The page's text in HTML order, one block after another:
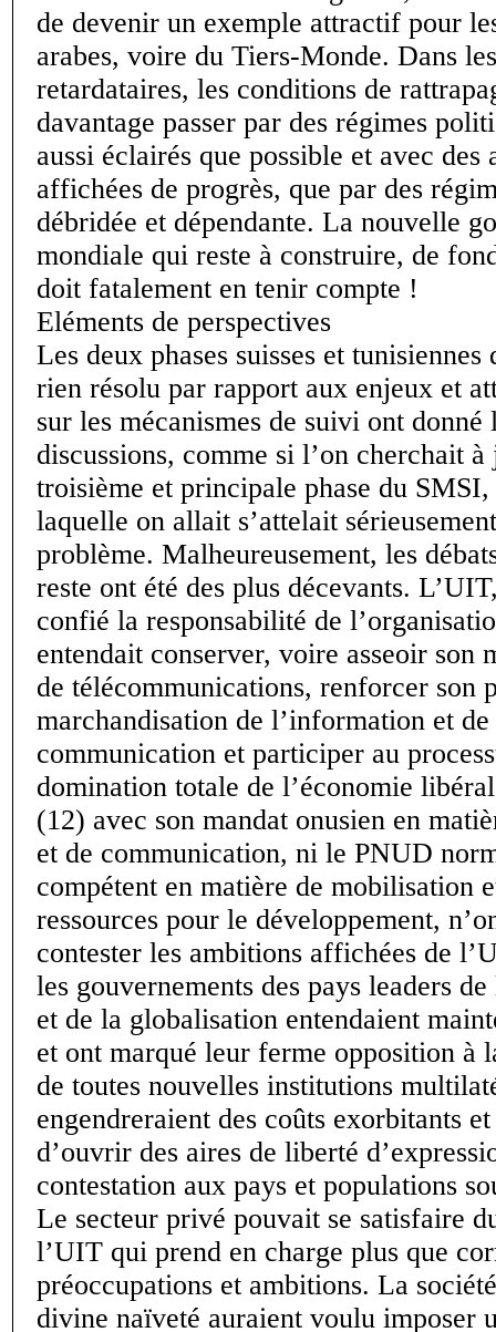
de devenir un exemple attractif pour
arabes, voire du Tiers-Monde. Dans
retardataires, les conditions de
davantage passer par des régimes
aussi éclairés que possible et avec des
affichées de progrès, que par des
débridée et dépendante. La nouvelle
mondiale qui reste à construire, de
doit fatalement en tenir compte !
Eléments de perspectives
Les deux phases suisses et tunisiennes
rien résolu par rapport aux enjeux et
sur les mécanismes de suivi ont donné
discussions, comme si l’on cherchait
troisième et principale phase du
laquelle on allait s’attelait
problème. Malheureusement, les
reste ont été des plus décevants.
confié la responsabilité de
entendait conserver, voire asseoir son
de télécommunications, renforcer son
marchandisation de l’information et
communication et participer au
domination totale de l’économie
(12) avec son mandat onusien en
et de communication, ni le PNUD
compétent en matière de mobilisation
ressources pour le développement,
contester les ambitions affichées de
les gouvernements des pays leaders
et de la globalisation entendaient
et ont marqué leur ferme opposition à
de toutes nouvelles institutions
engendreraient des coûts exorbitants
d’ouvrir des aires de liberté
contestation aux pays et populations
Le secteur privé pouvait se satisfaire
l’UIT qui prend en charge plus que
préoccupations et ambitions. La
divine naïveté auraient voulu imposer